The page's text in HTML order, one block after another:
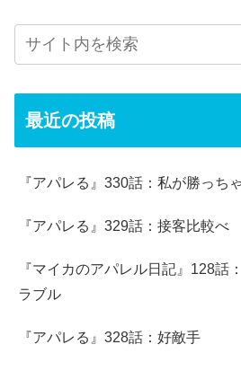
最近の投稿
『アパレる』330話：私が勝っち
『アパレる』329話：接客比較べ
『マイカのアパレル日記』128話
ラブル
『アパレる』328話：好敵手